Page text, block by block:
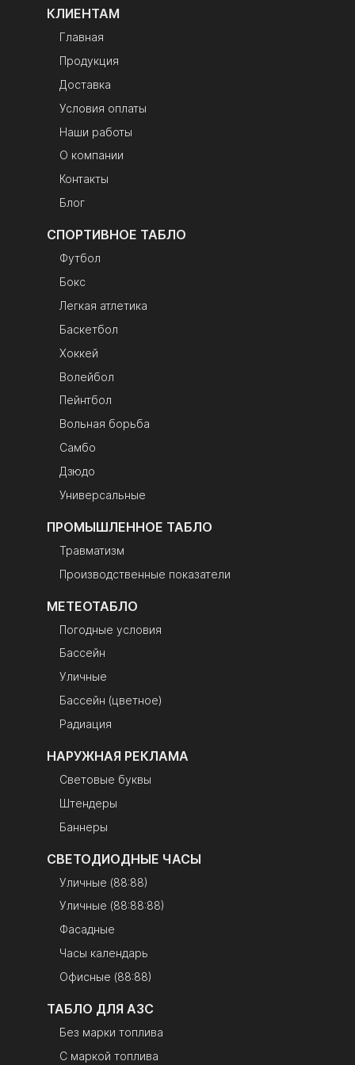
Электропитание
Комплект
поставки
Высота знаков
индикации
КЛИЕНТАМ
Главная
Продукция
Доставка
Условия оплаты
Наши работы
О компании
Контакты
Блог
СПОРТИВНОЕ ТАБЛО
Футбол
Бокс
Легкая атлетика
Баскетбол
Хоккей
Волейбол
Пейнтбол
Вольная борьба
Самбо
Дзюдо
Универсальные
ПРОМЫШЛЕННОЕ ТАБЛО
Травматизм
Производственные показатели
МЕТЕОТАБЛО
Погодные условия
Бассейн
Уличные
Бассейн (цветное)
Радиация
НАРУЖНАЯ РЕКЛАМА
Световые буквы
Штендеры
Баннеры
СВЕТОДИОДНЫЕ ЧАСЫ
Уличные (88:88)
Уличные (88:88:88)
Фасадные
Часы календарь
Офисные (88:88)
ТАБЛО ДЛЯ АЗС
Без марки топлива
С маркой топлива